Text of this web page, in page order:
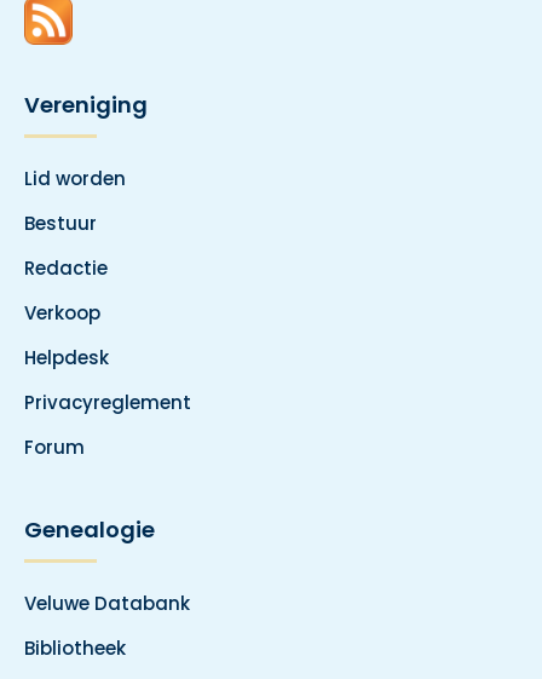
Vereniging
Lid worden
Bestuur
Redactie
Verkoop
Helpdesk
Privacyreglement
Forum
Genealogie
Veluwe Databank
Bibliotheek